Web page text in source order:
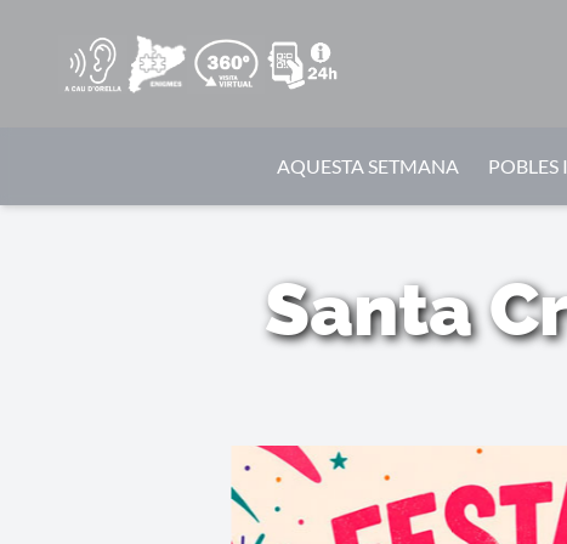
AQUESTA SETMANA POBLES
Santa